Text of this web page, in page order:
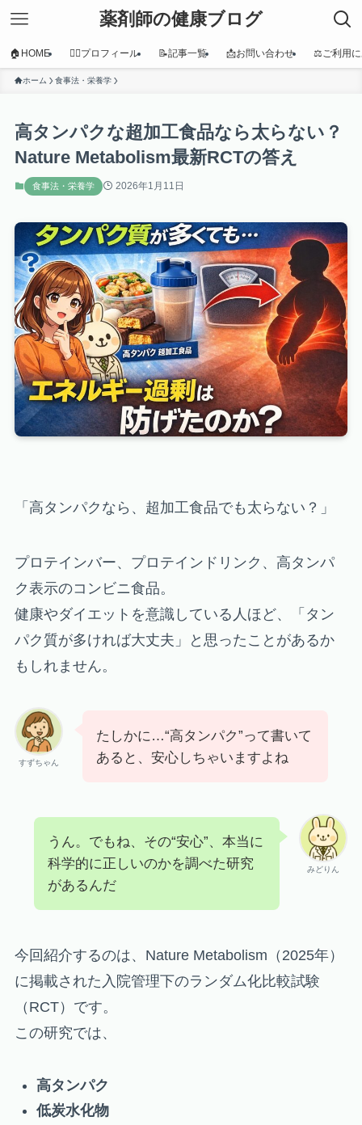
薬剤師の健康ブログ
🏠HOME 👩‍⚕️プロフィール 📝記事一覧 📩お問い合わせ ⚖️ご利用
ホーム 食事法・栄養学
高タンパクな超加工食品なら太らない？
Nature Metabolism最新RCTの答え
食事法・栄養学 2026年1月11日
「高タンパクなら、超加工食品でも太らない？」
プロテインバー、プロテインドリンク、高タンパ
ク表示のコンビニ食品。
健康やダイエットを意識している人ほど、「タン
パク質が多ければ大丈夫」と思ったことがあるか
もしれません。
すずちゃん
たしかに…“高タンパク”って書いて
あると、安心しちゃいますよね
みどりん
うん。でもね、その“安心”、本当に
科学的に正しいのかを調べた研究
があるんだ
今回紹介するのは、Nature Metabolism（2025年）
に掲載された入院管理下のランダム化比較試験
（RCT）です。
この研究では、
高タンパク
低炭水化物